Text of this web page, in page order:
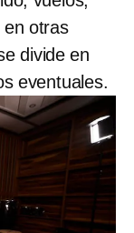
en otras
divide en
eventuales.